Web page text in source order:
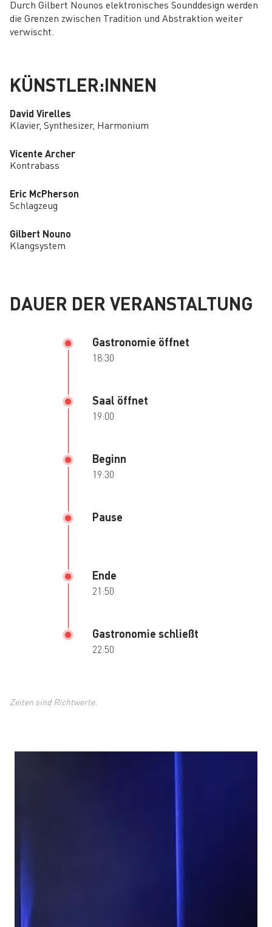
Durch Gilbert Nounos elektronisches Sounddesign werden
die Grenzen zwischen Tradition und Abstraktion weiter
verwischt.
KÜNSTLER:INNEN
David Virelles
Klavier, Synthesizer, Harmonium
Vicente Archer
Kontrabass
Eric McPherson
Schlagzeug
Gilbert Nouno
Klangsystem
DAUER DER VERANSTALTUNG
Gastronomie öffnet
18:30
Saal öffnet
19:00
Beginn
19:30
Pause
Ende
21:50
Gastronomie schließt
22:50
Zeiten sind Richtwerte.